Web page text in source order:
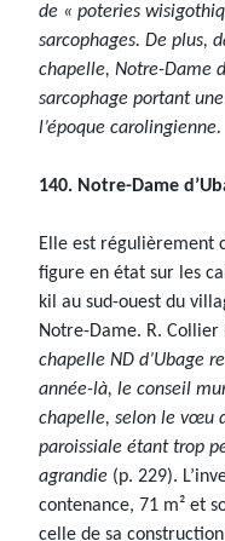
de « poteries
sarcophages. De plus,
chapelle, Notre-Dame
sarcophage portant
l’époque carolingienne.
140. Notre-Dame
Elle est régulièrement
figure en état sur les
kil au sud-ouest du
Notre-Dame. R.
chapelle ND d’Ubage
année-là, le conseil
chapelle, selon le vœu
paroissiale étant trop
agrandie (p. 229).
contenance, 71 m² et
celle de sa